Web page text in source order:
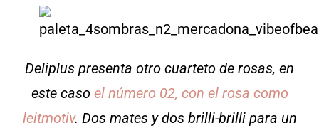
Deliplus presenta otro cuarteto de rosas, en
este caso el número 02, con el rosa como
leitmotiv. Dos mates y dos brilli-brilli para un